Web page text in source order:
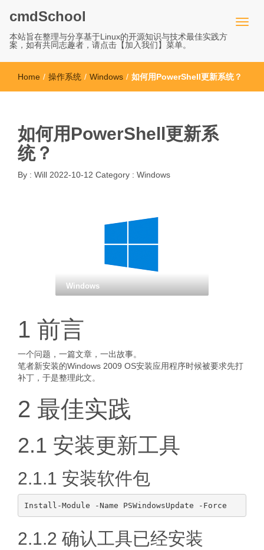
cmdSchool
本站旨在整理与分享基于Linux的开源知识与技术最佳实践方
案，如有共同志趣者，请点击【加入我们】菜单。
Home / 操作系统 / Windows / 如何用PowerShell更新系统？
如何用PowerShell更新系
统？
By : Will 2022-10-12 Category : Windows
Windows
1 前言
一个问题，一篇文章，一出故事。
笔者新安装的Windows 2009 OS安装应用程序时候被要求先打
补丁，于是整理此文。
2 最佳实践
2.1 安装更新工具
2.1.1 安装软件包
2.1.2 确认工具已经安装